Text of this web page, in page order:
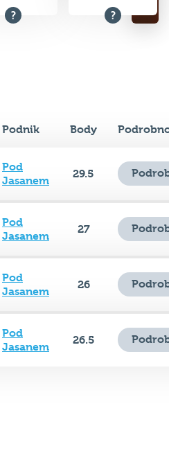
Podnik Body
Pod
Jasanem
29.5
Pod
Jasanem
27
Pod
Jasanem
26
Pod
Jasanem
26.5